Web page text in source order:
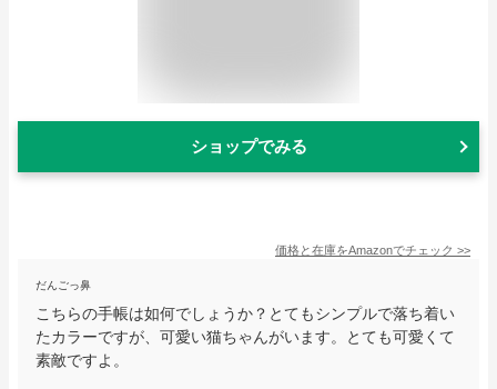
ショップでみる
価格と在庫をAmazonでチェック >>
だんごっ鼻
こちらの手帳は如何でしょうか？とてもシンプルで落ち着い
たカラーですが、可愛い猫ちゃんがいます。とても可愛くて
素敵ですよ。